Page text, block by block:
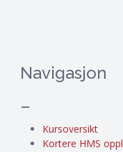
Navigasjon
–
Kursoversikt
Kortere HMS